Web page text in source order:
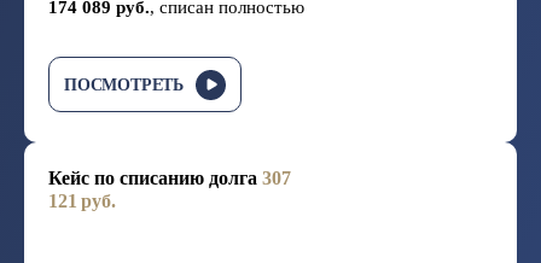
174 089 руб., списан полностью
ПОСМОТРЕТЬ
Кейс по списанию долга 307
121 руб.